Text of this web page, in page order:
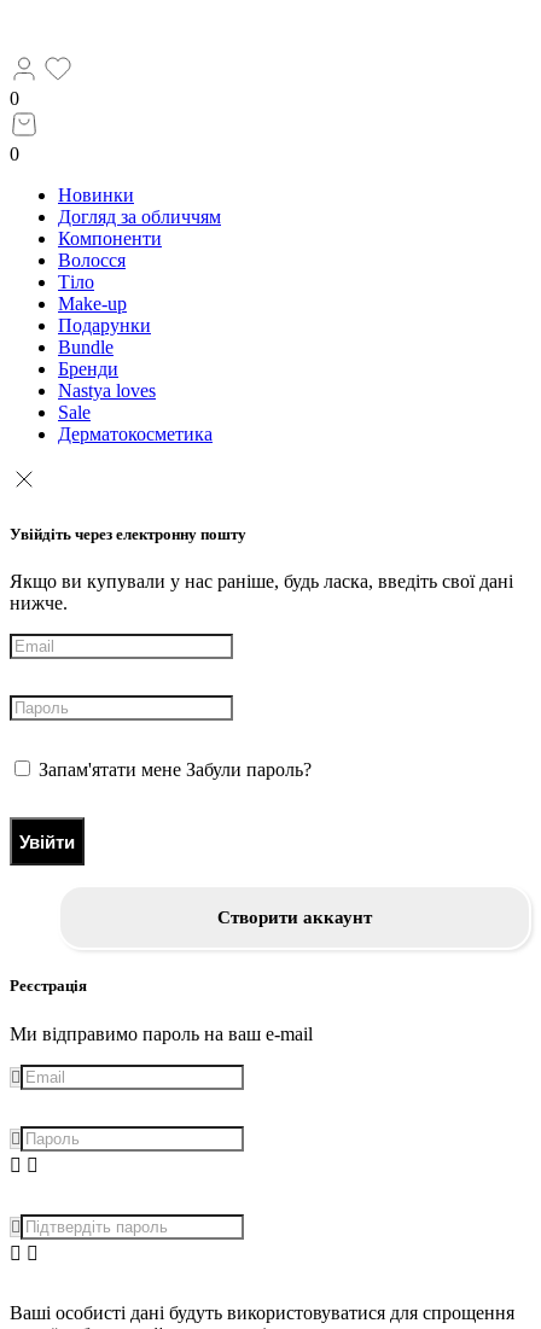
0
0
Новинки
Догляд за обличчям
Компоненти
Волосся
Тіло
Make-up
Подарунки
Bundle
Бренди
Nastya loves
Sale
Дерматокосметика
Увійдіть через електронну пошту
Якщо ви купували у нас раніше, будь ласка, введіть свої дані
нижче.
Запам'ятати мене Забули пароль?
Увійти
Створити аккаунт
Реєстрація
Ми відправимо пароль на ваш e-mail
Ваші особисті дані будуть використовуватися для спрощення